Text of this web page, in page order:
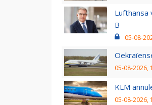
Lufthansa
B
05-08-
05-08-2026,
KLM
05-08-2026,